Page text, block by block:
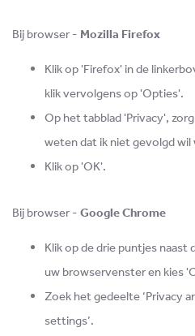
Bij browser - Mozilla Firefox
Klik op 'Firefox' in de
klik vervolgens op 'Opties'.
Op het tabblad 'Privacy',
weten dat ik niet gevolgd wil
Klik op 'OK'.
Bij browser - Google Chrome
Klik op de drie puntjes naast
uw browservenster en kies
Zoek het gedeelte ‘Privacy
settings’.